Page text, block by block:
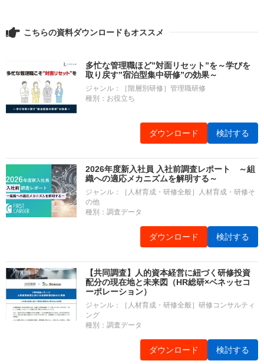
こちらの資料ダウンロードもオススメ
多忙な管理職ほど”対面リセット”を～学びを
取り戻す”宿泊型集中研修”の効果～
ジャンル：［階層別研修］管理職研修
種別：お役立ち
ダウンロード 検討する
2026年度新入社員 入社前調査レポート ～組
織への適応メカニズムを解明する～
ジャンル：［人材育成・研修全般］人材育成・研修そ
の他
種別：調査データ
ダウンロード 検討する
【共同調査】人的資本経営に紐づく研修投資
配分の現在地と未来図（HR総研×ベネッセコ
ーポレーション）
ジャンル：［人材育成・研修全般］研修コンサルティ
ング
種別：調査データ
ダウンロード 検討する